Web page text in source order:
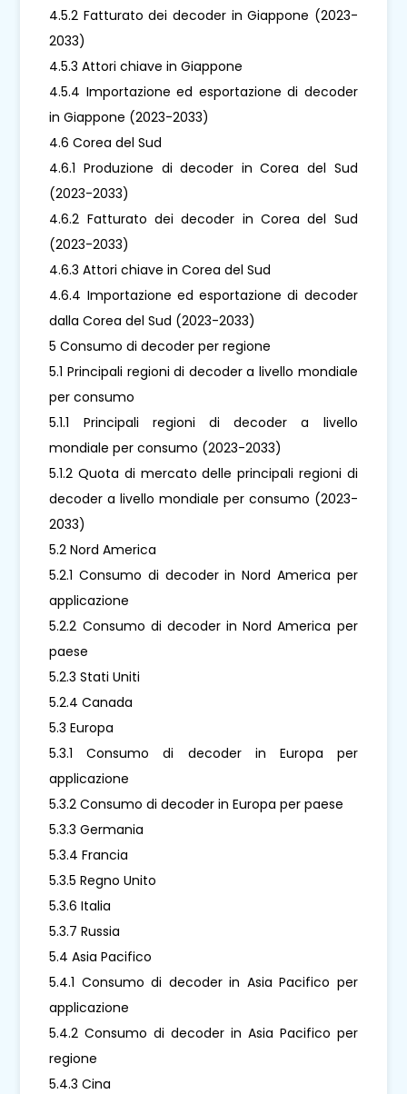
4.5.2 Fatturato dei decoder in Giappone (2023-
2033)
4.5.3 Attori chiave in Giappone
4.5.4 Importazione ed esportazione di decoder
in Giappone (2023-2033)
4.6 Corea del Sud
4.6.1 Produzione di decoder in Corea del Sud
(2023-2033)
4.6.2 Fatturato dei decoder in Corea del Sud
(2023-2033)
4.6.3 Attori chiave in Corea del Sud
4.6.4 Importazione ed esportazione di decoder
dalla Corea del Sud (2023-2033)
5 Consumo di decoder per regione
5.1 Principali regioni di decoder a livello mondiale
per consumo
5.1.1 Principali regioni di decoder a livello
mondiale per consumo (2023-2033)
5.1.2 Quota di mercato delle principali regioni di
decoder a livello mondiale per consumo (2023-
2033)
5.2 Nord America
5.2.1 Consumo di decoder in Nord America per
applicazione
5.2.2 Consumo di decoder in Nord America per
paese
5.2.3 Stati Uniti
5.2.4 Canada
5.3 Europa
5.3.1 Consumo di decoder in Europa per
applicazione
5.3.2 Consumo di decoder in Europa per paese
5.3.3 Germania
5.3.4 Francia
5.3.5 Regno Unito
5.3.6 Italia
5.3.7 Russia
5.4 Asia Pacifico
5.4.1 Consumo di decoder in Asia Pacifico per
applicazione
5.4.2 Consumo di decoder in Asia Pacifico per
regione
5.4.3 Cina